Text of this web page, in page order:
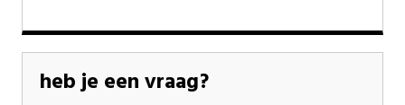
heb je een vraag?